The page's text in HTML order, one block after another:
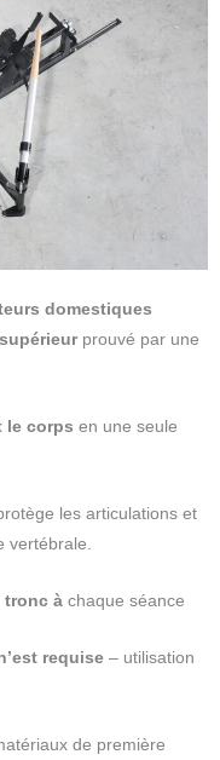
domestiques
prouvé par une
le corps en une seule
les articulations et
vertébrale.
tronc à chaque séance
requise – utilisation
de première